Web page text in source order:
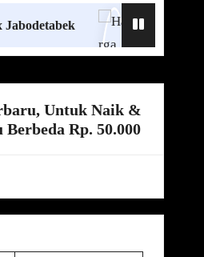
Harga Borongan
Untuk Naik &
Rp. 50.000